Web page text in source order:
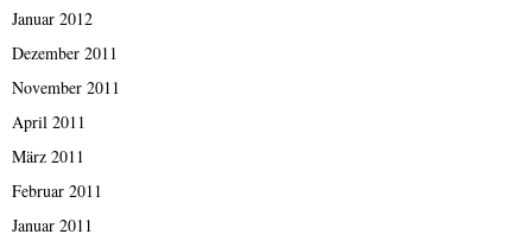
Januar 2012
Dezember 2011
November 2011
April 2011
März 2011
Februar 2011
Januar 2011